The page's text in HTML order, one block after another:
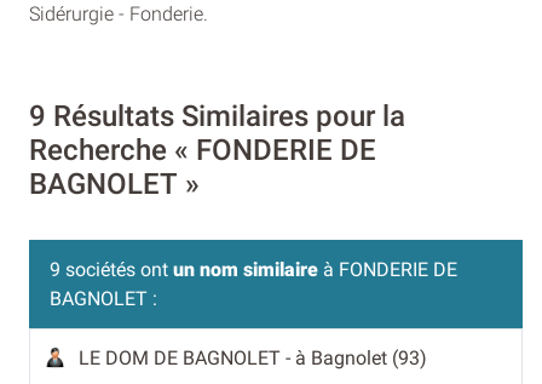
Sidérurgie - Fonderie.
9 Résultats Similaires pour la
Recherche « FONDERIE DE
BAGNOLET »
9 sociétés ont un nom similaire à FONDERIE DE
BAGNOLET :
LE DOM DE BAGNOLET - à Bagnolet (93)